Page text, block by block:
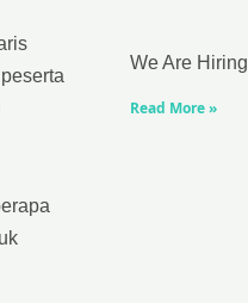
We Are Hiring
Read More »